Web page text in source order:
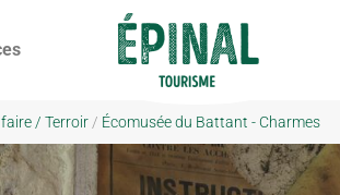
/ Terroir / Écomusée du Battant - Charmes